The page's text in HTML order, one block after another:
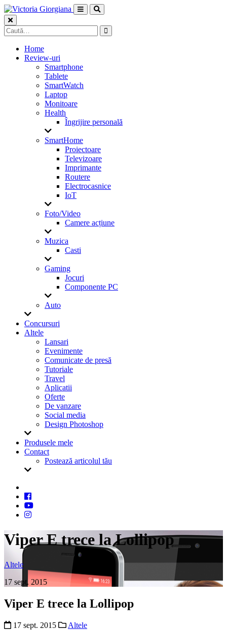
Skip
to
content
Caută
după:
Home
Review-uri
Smartphone
Tablete
SmartWatch
Laptop
Monitoare
Health
Îngrijire personală
SmartHome
Proiectoare
Televizoare
Imprimante
Routere
Electrocasnice
IoT
Foto/Video
Camere acțiune
Muzica
Casti
Gaming
Jocuri
Componente PC
Auto
Concursuri
Altele
Lansari
Evenimente
Comunicate de presă
Tutoriale
Travel
Aplicatii
Oferte
De vanzare
Social media
Design Photoshop
Produsele mele
Contact
Postează articolul tău
Viper E trece la Lollipop
Altele
17 sept. 2015
Viper E trece la Lollipop
17 sept. 2015
Altele